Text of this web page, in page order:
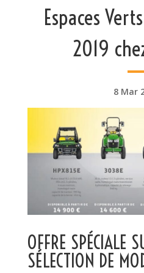
Espaces
2019
8 Mar
OFFRE SPÉCIALE
SÉLECTION DE